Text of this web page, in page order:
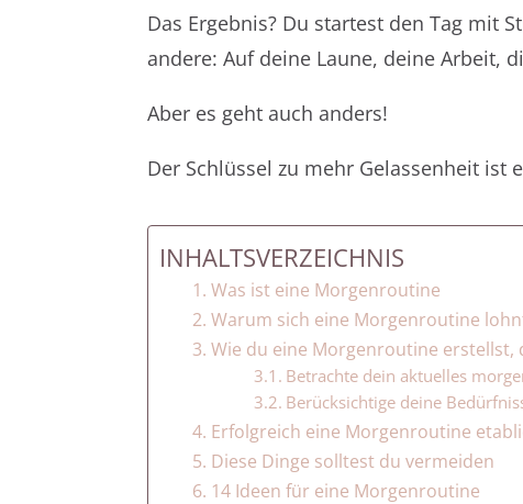
Das Ergebnis? Du startest den Tag mit
andere: Auf deine Laune, deine Arbeit,
Aber es geht auch anders!
Der Schlüssel zu mehr Gelassenheit ist
INHALTSVERZEICHNIS
Was ist eine Morgenroutine
Warum sich eine Morgenroutine
Wie du eine Morgenroutine erstellst,
Betrachte dein aktuelles
Berücksichtige deine
Erfolgreich eine Morgenroutine
Diese Dinge solltest du vermeiden
14 Ideen für eine Morgenroutine